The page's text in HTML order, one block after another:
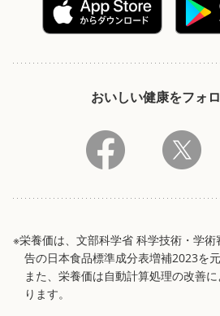
おいしい健康をフォ
※栄養価は、文部科学省 科学技術・学
告の日本食品標準成分表増補2023を
また、栄養価は自動計算処理の改善
ります。